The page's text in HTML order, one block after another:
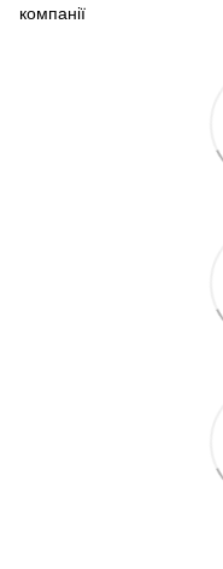
компанії